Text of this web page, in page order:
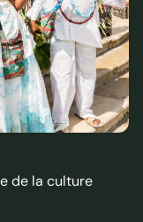
de la culture